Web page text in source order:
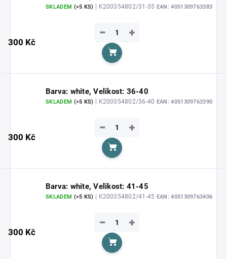
SKLADEM (>5 KS) | K200354802/31-35 EAN: 4051309763383
300 Kč
+
−
Do košíku
Barva: white, Velikost: 36-40
SKLADEM (>5 KS) | K200354802/36-40 EAN: 4051309763390
300 Kč
+
−
Do košíku
Barva: white, Velikost: 41-45
SKLADEM (>5 KS) | K200354802/41-45 EAN: 4051309763406
300 Kč
+
−
Do košíku